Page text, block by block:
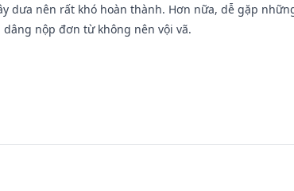
dưa nên rất khó hoàn thành. Hơn nữa, dễ gặp
nộp đơn từ không nên vội vã.